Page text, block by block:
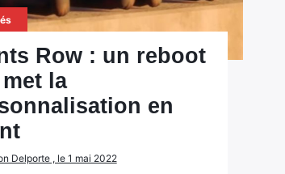
Row : un reboot
la
en
Delporte , le 1 mai 2022